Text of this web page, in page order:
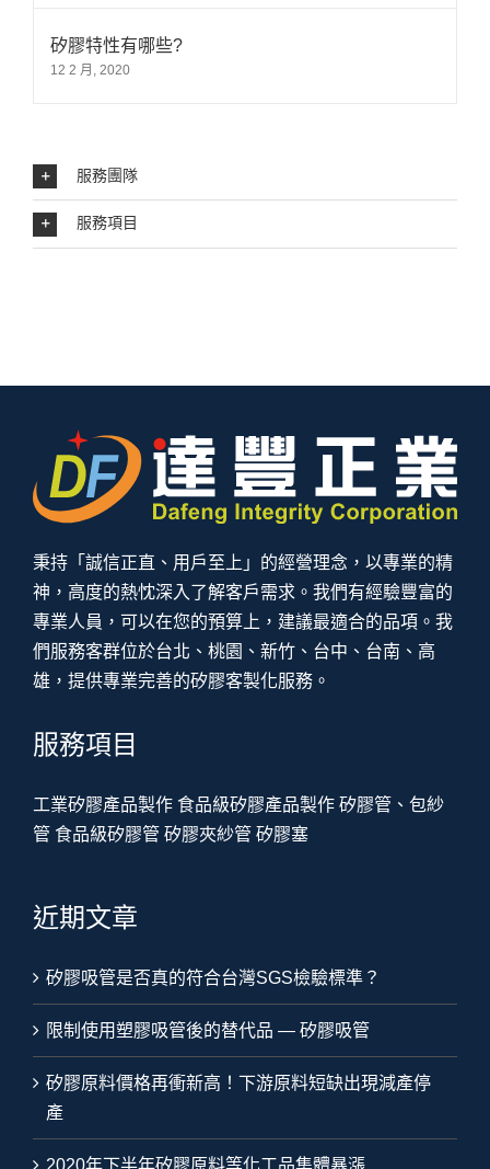
矽膠特性有哪些?
12 2 月, 2020
服務團隊
服務項目
秉持「誠信正直、用戶至上」的經營理念，以專業的精
神，高度的熱忱深入了解客戶需求。我們有經驗豐富的
專業人員，可以在您的預算上，建議最適合的品項。我
們服務客群位於台北、桃園、新竹、台中、台南、高
雄，提供專業完善的矽膠客製化服務。
服務項目
工業矽膠產品製作 食品級矽膠產品製作 矽膠管、包紗
管 食品級矽膠管 矽膠夾紗管 矽膠塞
近期文章
矽膠吸管是否真的符合台灣SGS檢驗標準？
限制使用塑膠吸管後的替代品 — 矽膠吸管
矽膠原料價格再衝新高！下游原料短缺出現減產停
產